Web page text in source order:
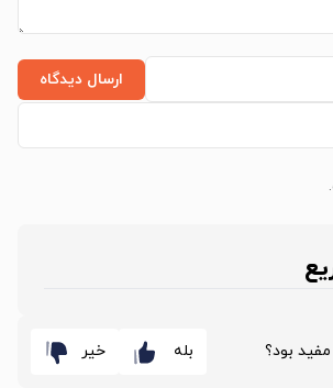
ارسال دیدگاه
بود؟ بله خیر